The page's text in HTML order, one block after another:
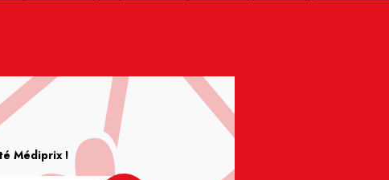
Médiprix !